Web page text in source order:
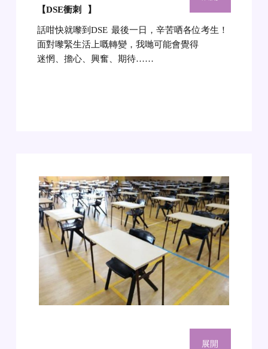
【DSE衝刺 】
話咁快就嚟到DSE 最後一日，辛苦哂各位考生！
面對嚟緊生活上嘅轉變，我哋可能會覺得
迷惘、擔心、興奮、期待……
展開